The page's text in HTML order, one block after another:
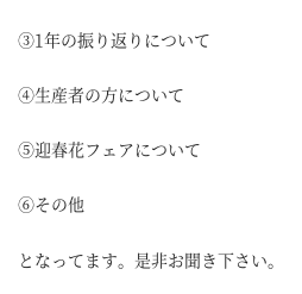
ヤ
③1年の振り返りについて
④生産者の方について
⑤迎春花フェアについて
⑥その他
となってます。是非お聞き下さい。